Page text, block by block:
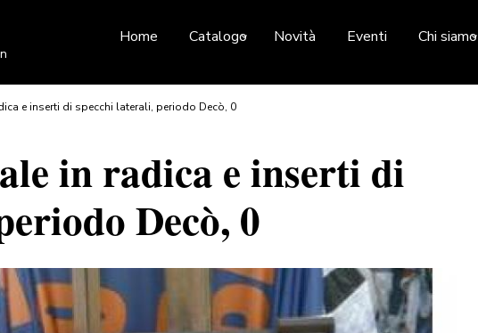
Home Catalogo Novità Eventi Chi siamo
e inserti di specchi laterali, periodo Decò, 0
in radica e inserti di
Decò, 0